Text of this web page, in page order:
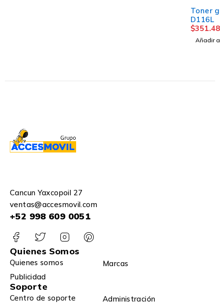
Toner génerico Samsung
Cancun Yaxcopoil 27
ventas@accesmovil.com
+52 998 609 0051
Quienes Somos
Quienes somos
Marcas
Publicidad
Soporte
Centro de soporte
Administración